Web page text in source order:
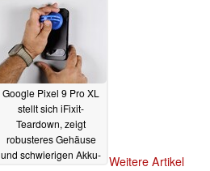
03.09.2024
Google Pixel 9 Pro XL
stellt sich iFixit-
Teardown, zeigt
robusteres Gehäuse
und schwierigen Akku- Weitere Artikel